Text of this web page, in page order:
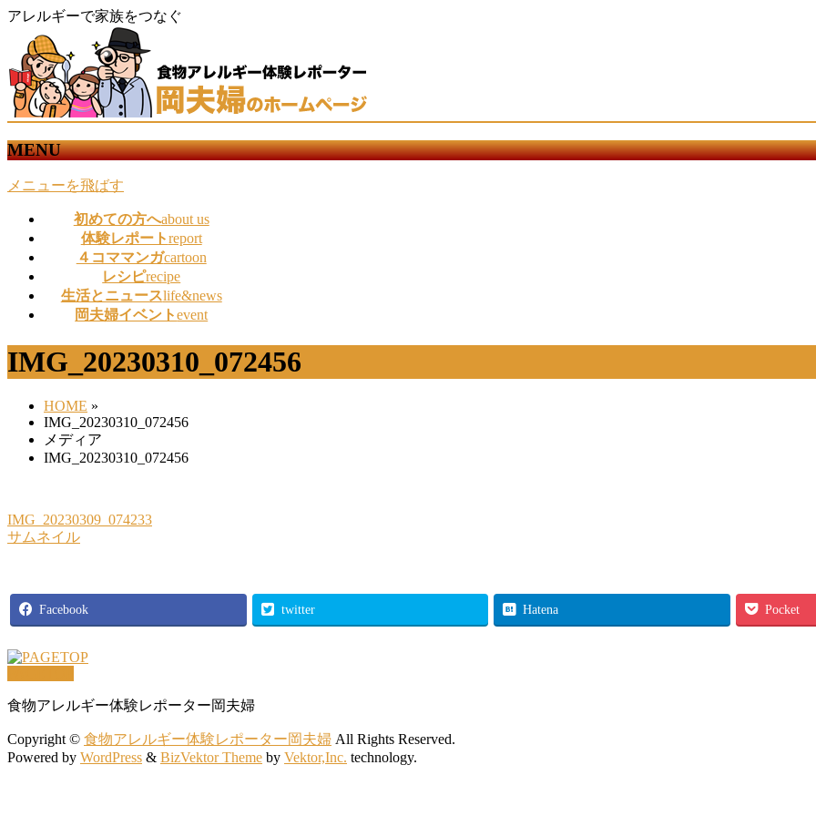
アレルギーで家族をつなぐ
MENU
メニューを飛ばす
初めての方へabout us
体験レポートreport
４コママンガcartoon
レシピrecipe
生活とニュースlife&news
岡夫婦イベントevent
IMG_20230310_072456
HOME »
IMG_20230310_072456
メディア
IMG_20230310_072456
IMG_20230309_074233
サムネイル
Facebook twitter Hatena Pocket
食物アレルギー体験レポーター岡夫婦
Copyright © 食物アレルギー体験レポーター岡夫婦 All Rights Reserved.
Powered by WordPress & BizVektor Theme by Vektor,Inc. technology.